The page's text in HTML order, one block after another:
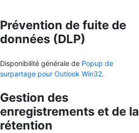
Prévention de fuite de
données (DLP)
Disponibilité générale de Popup de
surpartage pour Outlook Win32.
Gestion des
enregistrements et de la
rétention